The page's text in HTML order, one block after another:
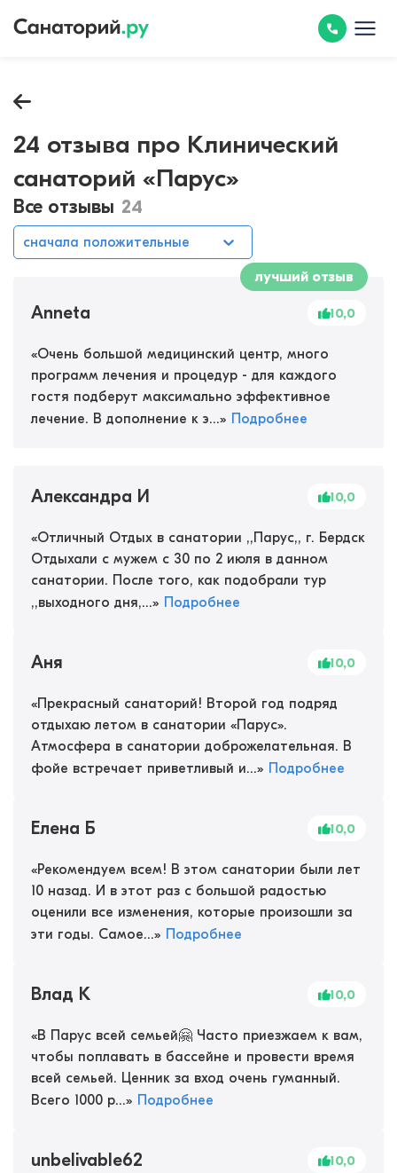
24 отзыва про Клинический
санаторий «Парус»
Все отзывы 24
сначала положительные
лучший отзыв
Anneta 10,0
«Очень большой медицинский центр, много
программ лечения и процедур - для каждого
гостя подберут максимально эффективное
лечение. В дополнение к э...» Подробнее
Александра И 10,0
«Отличный Отдых в санатории ,,Парус,, г. Бердск
Отдыхали с мужем с 30 по 2 июля в данном
санатории. После того, как подобрали тур
,,выходного дня,...» Подробнее
Аня 10,0
«Прекрасный санаторий! Второй год подряд
отдыхаю летом в санатории «Парус».
Атмосфера в санатории доброжелательная. В
фойе встречает приветливый и...» Подробнее
Елена Б 10,0
«Рекомендуем всем! В этом санатории были лет
10 назад. И в этот раз с большой радостью
оценили все изменения, которые произошли за
эти годы. Самое...» Подробнее
Влад К 10,0
«В Парус всей семьей🤗 Часто приезжаем к вам,
чтобы поплавать в бассейне и провести время
всей семьей. Ценник за вход очень гуманный.
Всего 1000 р...» Подробнее
unbelivable62 10,0